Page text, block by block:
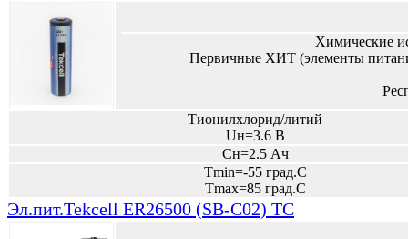
Химические
Первичные ХИТ (элементы
Тионилхлорид/литий
Uн=3.6 В
Сн=2.5 Ач
Tmin=-55 град.С
Tmax=85 град.С
Эл.пит.Tekcell ER26500 (SB-C02) ТС